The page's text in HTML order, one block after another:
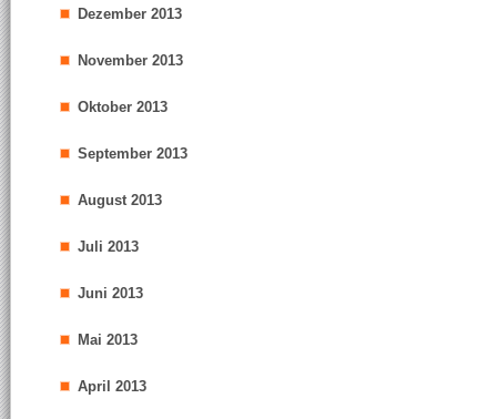
Dezember 2013
November 2013
Oktober 2013
September 2013
August 2013
Juli 2013
Juni 2013
Mai 2013
April 2013